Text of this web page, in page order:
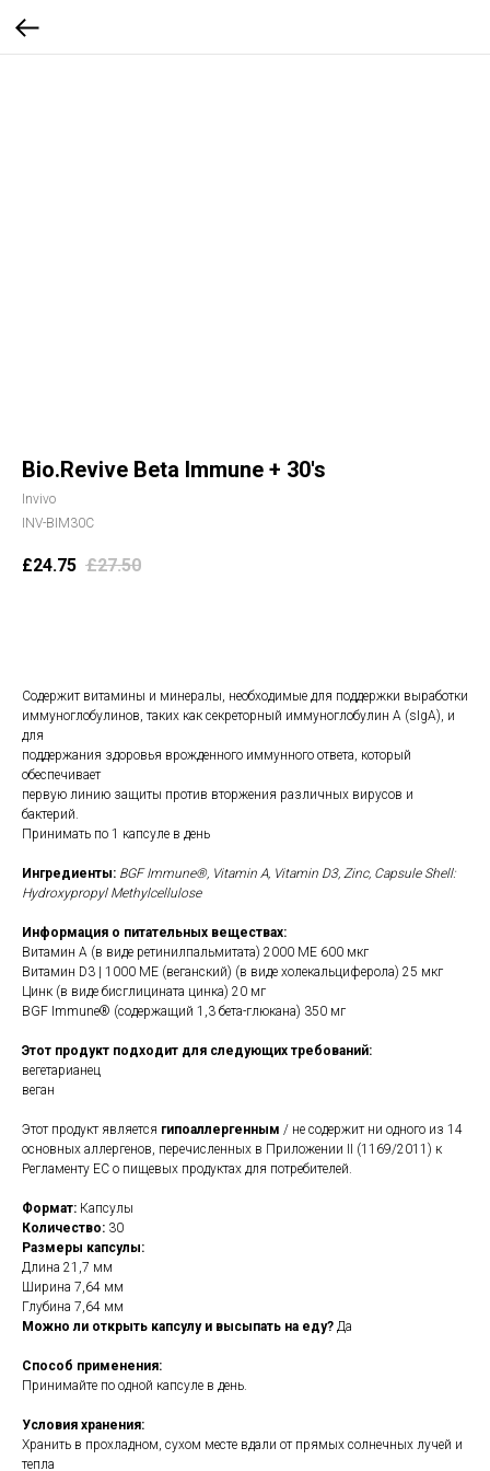
Bio.Revive Beta Immune + 30's
Invivo
INV-BIM30C
£24.75 £27.50
Содержит витамины и минералы, необходимые для поддержки выработки
иммуноглобулинов, таких как секреторный иммуноглобулин A (sIgA), и
для
поддержания здоровья врожденного иммунного ответа, который
обеспечивает
первую линию защиты против вторжения различных вирусов и
бактерий.
Принимать по 1 капсуле в день
Ингредиенты: BGF Immune®, Vitamin A, Vitamin D3, Zinc, Capsule Shell:
Hydroxypropyl Methylcellulose
Информация о питательных веществах:
Витамин А (в виде ретинилпальмитата) 2000 МЕ 600 мкг
Витамин D3 | 1000 МЕ (веганский) (в виде холекальциферола) 25 мкг
Цинк (в виде бисглицината цинка) 20 мг
BGF Immune® (содержащий 1,3 бета-глюкана) 350 мг
Этот продукт подходит для следующих требований:
вегетарианец
веган
Этот продукт является гипоаллергенным / не содержит ни одного из 14
основных аллергенов, перечисленных в Приложении II (1169/2011) к
Регламенту ЕС о пищевых продуктах для потребителей.
Формат: Капсулы
Количество: 30
Размеры капсулы:
Длина 21,7 мм
Ширина 7,64 мм
Глубина 7,64 мм
Можно ли открыть капсулу и высыпать на еду? Да
Способ применения:
Принимайте по одной капсуле в день.
Условия хранения:
Хранить в прохладном, сухом месте вдали от прямых солнечных лучей и
тепла